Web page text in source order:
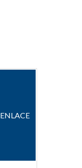
ENLACE